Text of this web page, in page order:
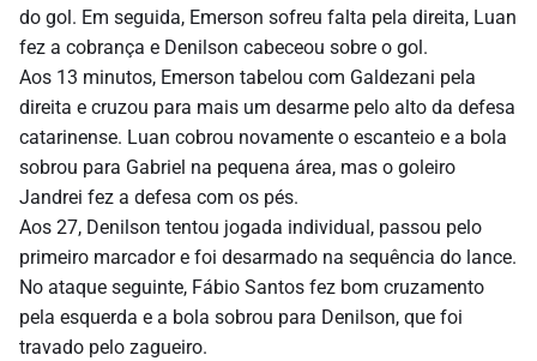
do gol. Em seguida, Emerson sofreu falta pela direita, Luan
fez a cobrança e Denilson cabeceou sobre o gol.
Aos 13 minutos, Emerson tabelou com Galdezani pela
direita e cruzou para mais um desarme pelo alto da defesa
catarinense. Luan cobrou novamente o escanteio e a bola
sobrou para Gabriel na pequena área, mas o goleiro
Jandrei fez a defesa com os pés.
Aos 27, Denilson tentou jogada individual, passou pelo
primeiro marcador e foi desarmado na sequência do lance.
No ataque seguinte, Fábio Santos fez bom cruzamento
pela esquerda e a bola sobrou para Denilson, que foi
travado pelo zagueiro.